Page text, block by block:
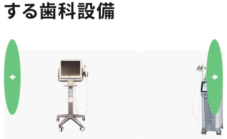
する歯科設備